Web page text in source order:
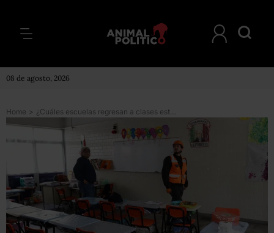
08 de agosto, 2026
Home > ¿Cuáles escuelas regresan a clases este 9 de octubre? Esta es la lista actualizada